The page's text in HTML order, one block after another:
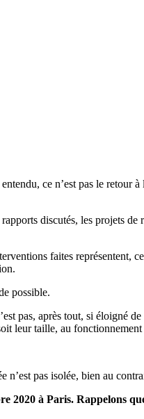
ce n’est pas le retour
discutés, les projets
faites représentent,
possible.
pas, après tout, si éloigné
leur taille, au
n’est pas isolée, bien au
à Paris. Rappelons